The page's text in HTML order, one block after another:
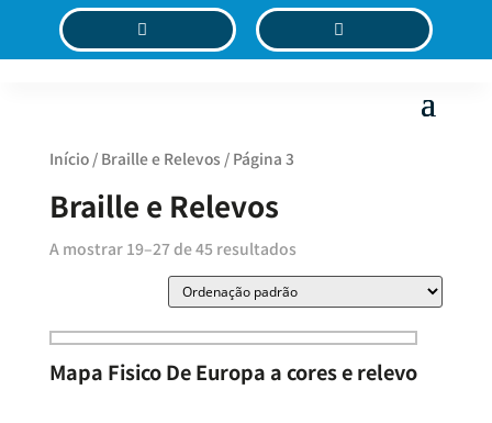
MC
Início/ Braille e Relevos / Página 3
Braille e Relevos
A mostrar 19–27 de 45 resultados
Mapa Fisico De Europa a cores e relevo